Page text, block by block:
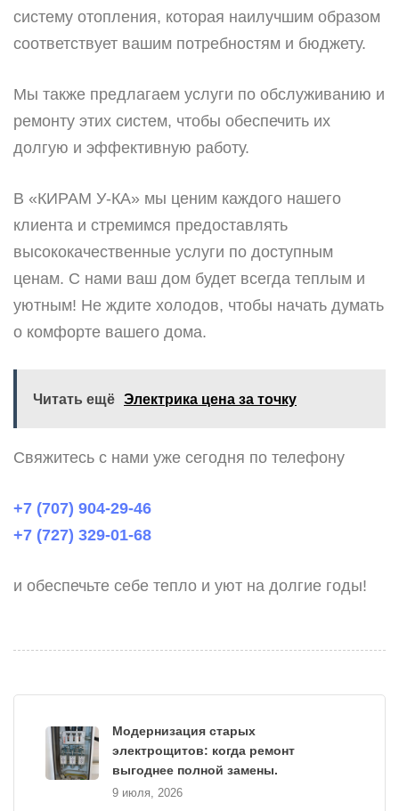
систему отопления, которая наилучшим образом
соответствует вашим потребностям и бюджету.
Мы также предлагаем услуги по обслуживанию и
ремонту этих систем, чтобы обеспечить их
долгую и эффективную работу.
В «КИРАМ У-КА» мы ценим каждого нашего
клиента и стремимся предоставлять
высококачественные услуги по доступным
ценам. С нами ваш дом будет всегда теплым и
уютным! Не ждите холодов, чтобы начать думать
о комфорте вашего дома.
Читать ещё Электрика цена за точку
Свяжитесь с нами уже сегодня по телефону
+7 (707) 904-29-46
+7 (727) 329-01-68
и обеспечьте себе тепло и уют на долгие годы!
Модернизация старых
электрощитов: когда ремонт
выгоднее полной замены.
9 июля, 2026